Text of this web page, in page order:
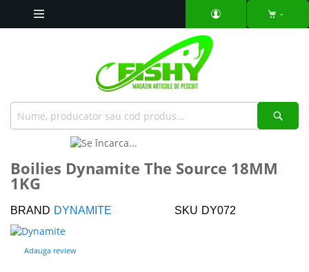
the
end
the
images
gallery
to
the
of
the
images
gallery
Boilies Dynamite The Source 18MM
1KG
BRAND DYNAMITE SKU DY072
Adauga review